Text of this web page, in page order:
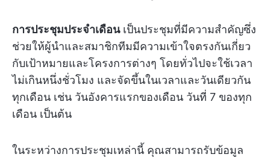
การประชุมประจำเดือนเป็นประชุมที่มีความสำคัญซึ่ง
ช่วยให้ผู้นำและสมาชิกทีมมีความเข้าใจตรงกันเกี่ยว
กับเป้าหมายและโครงการต่างๆ โดยทั่วไปจะใช้เวลา
ไม่เกินหนึ่งชั่วโมง และจัดขึ้นในเวลาและวันเดียวกัน
ทุกเดือน เช่น วันอังคารแรกของเดือน วันที่ 7 ของทุก
เดือน เป็นต้น
ในระหว่างการประชุมเหล่านี้ คุณสามารถรับข้อมูล